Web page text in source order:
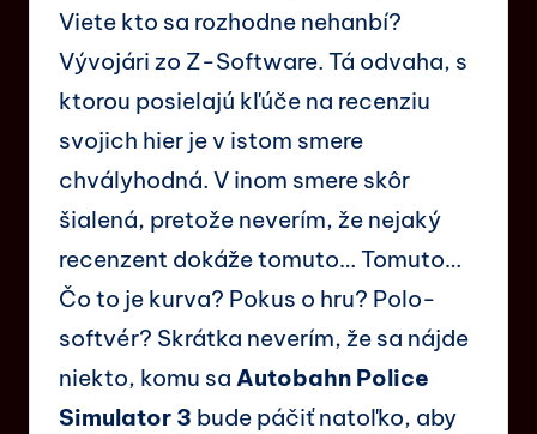
Viete kto sa rozhodne nehanbí?
Vývojári zo Z-Software. Tá odvaha, s
ktorou posielajú kľúče na recenziu
svojich hier je v istom smere
chvályhodná. V inom smere skôr
šialená, pretože neverím, že nejaký
recenzent dokáže tomuto… Tomuto…
Čo to je kurva? Pokus o hru? Polo-
softvér? Skrátka neverím, že sa nájde
niekto, komu sa Autobahn Police
Simulator 3 bude páčiť natoľko, aby